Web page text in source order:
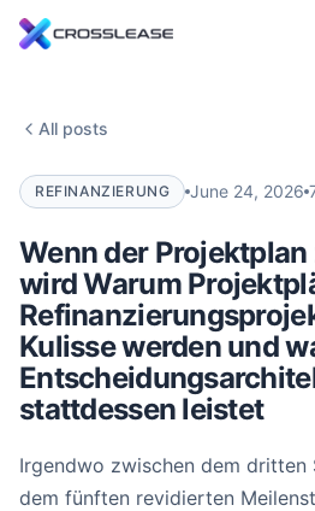
All posts
REFINANZIERUNG June 24, 2026
Wenn der
wird Warum
Kulisse werden und
stattdessen leistet
Irgendwo zwischen dem dritten
dem fünften revidierten